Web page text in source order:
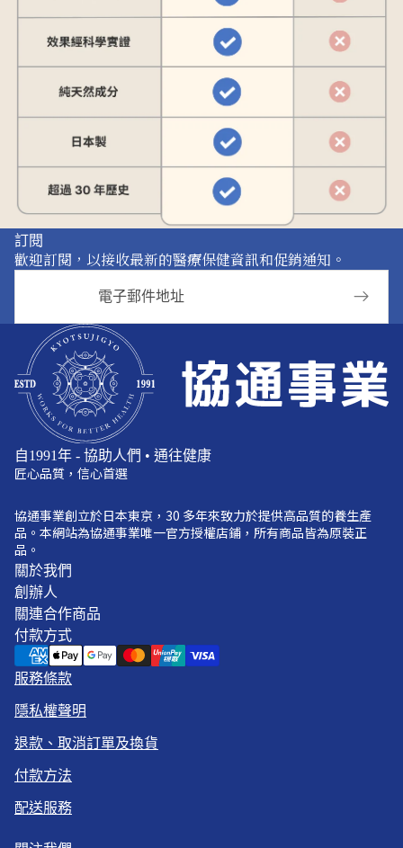
訂閱
歡迎訂閱，以接收最新的醫療保健資訊和促銷通知。
自1991年 - 協助人們 • 通往健康
匠心品質，信心首選
協通事業創立於日本東京，30 多年來致力於提供高品質的養生產
品。本網站為協通事業唯一官方授權店鋪，所有商品皆為原裝正
品。
關於我們
創辦人
關連合作商品
付款方式
服務條款
隱私權聲明
退款、取消訂單及換貨
付款方法
配送服務